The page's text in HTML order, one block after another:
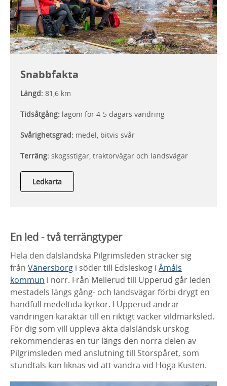
Snabbfakta
Längd: 81,6 km
Tidsåtgång: lagom för 4-5 dagars vandring
Svårighetsgrad: medel, bitvis svår
Terräng: skogsstigar, traktorvägar och landsvägar
Ledkarta
En led - två terrängtyper
Hela den dalsländska Pilgrimsleden sträcker sig
från Vänersborg i söder till Edsleskog i Åmåls
kommun i norr. Från Mellerud till Upperud går leden
mestadels längs gång- och landsvägar förbi drygt en
handfull medeltida kyrkor. I Upperud ändrar
vandringen karaktär till en riktigt vacker vildmarksled.
För dig som vill uppleva äkta dalsländsk urskog
rekommenderas en tur längs den norra delen av
Pilgrimsleden med anslutning till Storspåret, som
stundtals kan liknas vid att vandra vid Höga Kusten.